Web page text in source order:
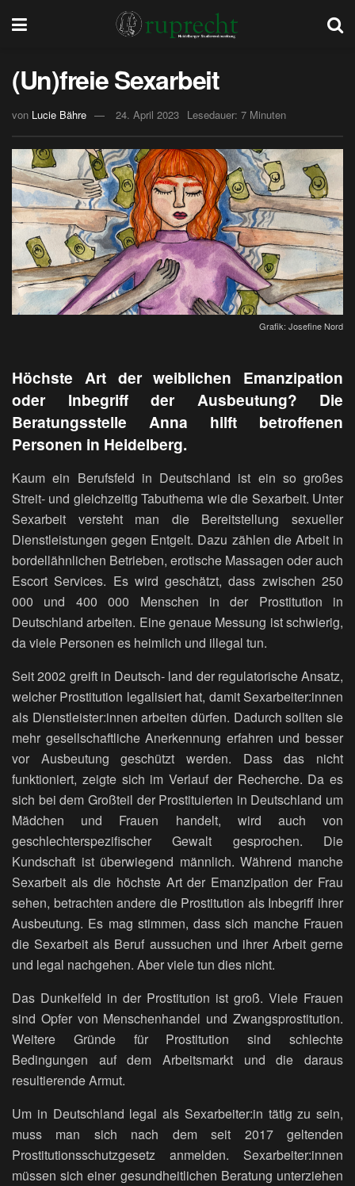
(Un)freie Sexarbeit
von Lucie Bähre 24. April 2023 Lesedauer: 7 Minuten
Grafik: Josefine Nord
Höchste Art der weiblichen Emanzipation
oder Inbegriff der Ausbeutung? Die
Beratungsstelle Anna hilft betroffenen
Personen in Heidelberg.
Kaum ein Berufsfeld in Deutschland ist ein so großes
Streit- und gleichzeitig Tabuthema wie die Sexarbeit. Unter
Sexarbeit versteht man die Bereitstellung sexueller
Dienstleistungen gegen Entgelt. Dazu zählen die Arbeit in
bordellähnlichen Betrieben, erotische Massagen oder auch
Escort Services. Es wird geschätzt, dass zwischen 250
000 und 400 000 Menschen in der Prostitution in
Deutschland arbeiten. Eine genaue Messung ist schwierig,
da viele Personen es heimlich und illegal tun.
Seit 2002 greift in Deutsch- land der regulatorische Ansatz,
welcher Prostitution legalisiert hat, damit Sexarbeiter:innen
als Dienstleister:innen arbeiten dürfen. Dadurch sollten sie
mehr gesellschaftliche Anerkennung erfahren und besser
vor Ausbeutung geschützt werden. Dass das nicht
funktioniert, zeigte sich im Verlauf der Recherche. Da es
sich bei dem Großteil der Prostituierten in Deutschland um
Mädchen und Frauen handelt, wird auch von
geschlechterspezifischer Gewalt gesprochen. Die
Kundschaft ist überwiegend männlich. Während manche
Sexarbeit als die höchste Art der Emanzipation der Frau
sehen, betrachten andere die Prostitution als Inbegriff ihrer
Ausbeutung. Es mag stimmen, dass sich manche Frauen
die Sexarbeit als Beruf aussuchen und ihrer Arbeit gerne
und legal nachgehen. Aber viele tun dies nicht.
Das Dunkelfeld in der Prostitution ist groß. Viele Frauen
sind Opfer von Menschenhandel und Zwangsprostitution.
Weitere Gründe für Prostitution sind schlechte
Bedingungen auf dem Arbeitsmarkt und die daraus
resultierende Armut.
Um in Deutschland legal als Sexarbeiter:in tätig zu sein,
muss man sich nach dem seit 2017 geltenden
Prostitutionsschutzgesetz anmelden. Sexarbeiter:innen
müssen sich einer gesundheitlichen Beratung unterziehen